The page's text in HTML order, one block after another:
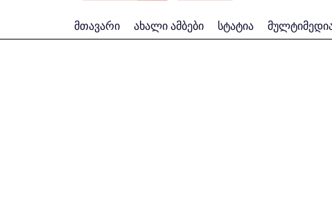
მთავარი ახალი ამბები სტატია